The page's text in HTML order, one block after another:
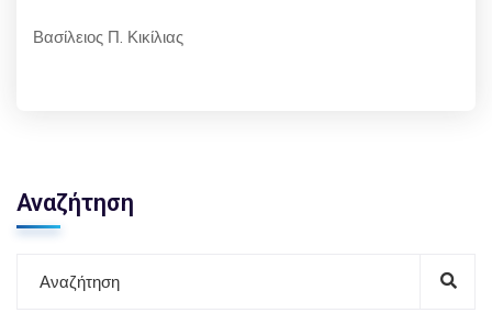
Βασίλειος Π. Κικίλιας
Αναζήτηση